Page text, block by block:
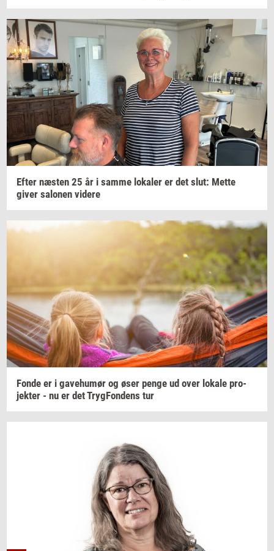
Efter næ­sten 25 år i samme lo­ka­ler er det slut: Mette
giver sa­lo­nen vi­de­re
Fonde er i ga­ve­hu­mør og øser penge ud over lo­ka­le pro­
jek­ter - nu er detTryg­Fon­dens tur